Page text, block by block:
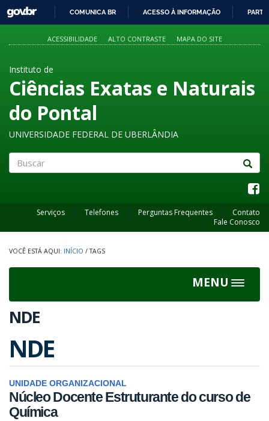
PARA
O
GOVBR
COMUNICA BR ACESSO À INFORMAÇÃO
ACESSIBILIDADE ALTO CONTRASTE MAPA DO SITE
Instituto de
Ciências Exatas e Naturais
do Pontal
UNIVERSIDADE FEDERAL DE UBERLÂNDIA
Serviços Telefones Perguntas Frequentes
Contato
Fale Conosco
INÍCIO / TAGS
MENU
Toggle
NDE
NDE
UNIDADE ORGANIZACIONAL
Núcleo Docente Estruturante do curso de
Química